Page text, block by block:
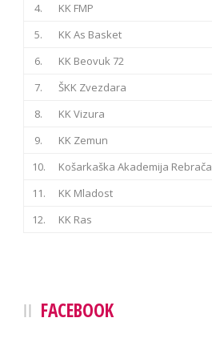
4.
KK FMP
5.
KK As Basket
6.
KK Beovuk 72
7.
ŠKK Zvezdara
8.
KK Vizura
9.
KK Zemun
10.
Košarkaška Akademija Rebrača
11.
KK Mladost
12.
KK Ras
FACEBOOK